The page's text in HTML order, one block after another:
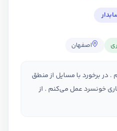
اصفهان
در برخورد با مسایل از منطق
خونسرد عمل می‌کنم . از